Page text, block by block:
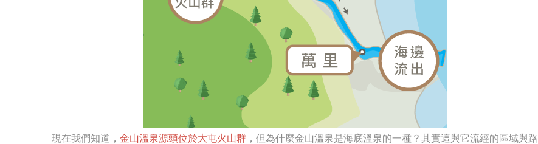
現在我們知道， 金山溫泉源頭位於大屯火山群，但為什麼金山溫泉是海底溫泉的一種？其實這與它流經的區域與路